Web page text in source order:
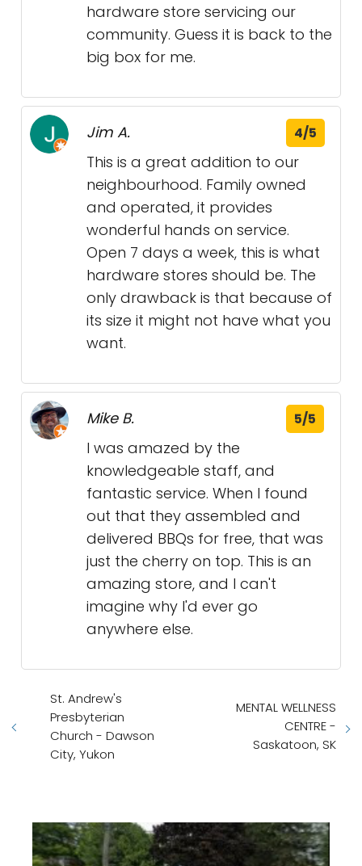
hardware store servicing our
community. Guess it is back to the
big box for me.
Jim A. 4/5
This is a great addition to our
neighbourhood. Family owned
and operated, it provides
wonderful hands on service.
Open 7 days a week, this is what
hardware stores should be. The
only drawback is that because of
its size it might not have what you
want.
Mike B. 5/5
I was amazed by the
knowledgeable staff, and
fantastic service. When I found
out that they assembled and
delivered BBQs for free, that was
just the cherry on top. This is an
amazing store, and I can't
imagine why I'd ever go
anywhere else.
St. Andrew's
Presbyterian
Church - Dawson
City, Yukon
MENTAL WELLNESS
CENTRE -
Saskatoon, SK